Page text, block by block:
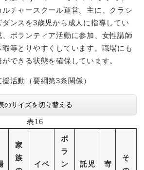
チャースクール運営。主に、クラシ
ンスを3歳児から成人に指導してい
、ボランティア活動に参加、女性講師
等とりやすくしています。職場にも
できる状態を確保しています。
活動（要綱第3条関係）
のサイズを切り替える
表16
家
族
イベ
ボ
ラ
ン
託児
寄
そ